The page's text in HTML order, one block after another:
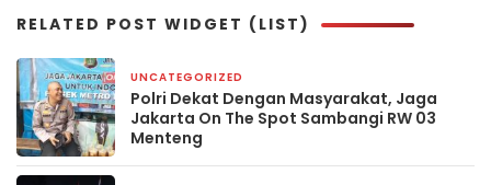
RELATED POST WIDGET (LIST)
UNCATEGORIZED
Polri Dekat Dengan Masyarakat, Jaga
Jakarta On The Spot Sambangi RW 03
Menteng